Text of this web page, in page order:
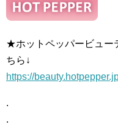
★ホットペッパービュー
ちら↓
https://
.
.